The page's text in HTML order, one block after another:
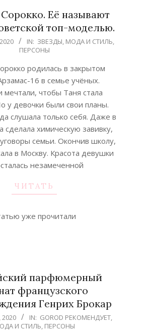
Её называют
топ-моделью.
IN: ЗВЕЗДЫ, МОДА И СТИЛЬ,
ПЕРСОНЫ
родилась в закрытом
16 в семье учёных.
мечтали, чтобы Таня стала
у девочки были свои планы.
слушала только себя. Даже в
сделала химическую завивку,
семьи. Окончив школу,
в Москву. Красота девушки
незамеченной
ЧИТАТЬ
уже прочитали
парфюмерный
французского
Генрих Брокар
IN: GOROD РЕКОМЕНДУЕТ,
И СТИЛЬ, ПЕРСОНЫ